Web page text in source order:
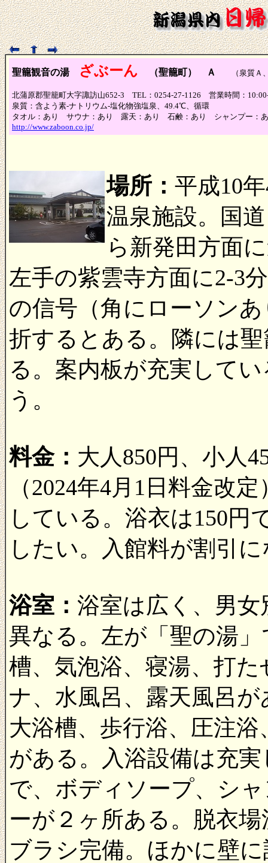
聖籠観音の湯 ざぶーん （聖籠町） Ａ （泉質Ａ、
北蒲原郡聖籠町大字諏訪山652-3 TEL：0254-27-1126 営業時間：
泉質：含よう素-ナトリウム-塩化物強塩泉、49.4℃、循環
タオル：あり サウナ：あり 露天：あり 石鹸：あり シャンプー：
http://www.zaboon.co.jp/
場所： 平成10
温泉施設。国
ら新発田方面
左手の紫雲寺方面に2-3
の信号（角にローソン
折するとある。隣には
る。案内板が充実して
う。
料金： 大人850円、小人
（2024年4月1日料金改
している。浴衣は150円
したい。入館料が割引
浴室： 浴室は広く、男女
異なる。左が「聖の湯」
槽、気泡浴、寝湯、打た
ナ、水風呂、露天風呂
大浴槽、歩行浴、圧注
がある。入浴設備は充
で、ボディソープ、シ
ーが２ヶ所ある。脱衣
ブラシ完備。ほかに壁